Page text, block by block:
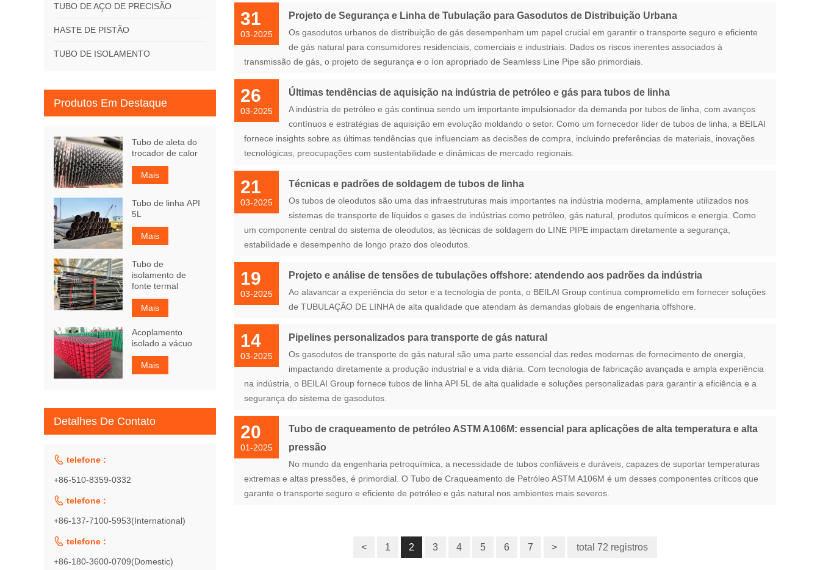
31
03-2025
Projeto de Segurança e Linha de Tubulação para Gasodutos de Distribuição Urbana
Os gasodutos urbanos de distribuição de gás desempenham um papel crucial em garantir o transporte seguro e eficiente
de gás natural para consumidores residenciais, comerciais e industriais. Dados os riscos inerentes associados à
transmissão de gás, o projeto de segurança e o íon apropriado de Seamless Line Pipe são primordiais.
26
03-2025
Últimas tendências de aquisição na indústria de petróleo e gás para tubos de linha
A indústria de petróleo e gás continua sendo um importante impulsionador da demanda por tubos de linha, com avanços
contínuos e estratégias de aquisição em evolução moldando o setor. Como um fornecedor líder de tubos de linha, a BEILAI
fornece insights sobre as últimas tendências que influenciam as decisões de compra, incluindo preferências de materiais, inovações
tecnológicas, preocupações com sustentabilidade e dinâmicas de mercado regionais.
21
03-2025
Técnicas e padrões de soldagem de tubos de linha
Os tubos de oleodutos são uma das infraestruturas mais importantes na indústria moderna, amplamente utilizados nos
sistemas de transporte de líquidos e gases de indústrias como petróleo, gás natural, produtos químicos e energia. Como
um componente central do sistema de oleodutos, as técnicas de soldagem do LINE PIPE impactam diretamente a segurança,
estabilidade e desempenho de longo prazo dos oleodutos.
19
03-2025
Projeto e análise de tensões de tubulações offshore: atendendo aos padrões da indústria
Ao alavancar a experiência do setor e a tecnologia de ponta, o BEILAI Group continua comprometido em fornecer soluções
de TUBULAÇÃO DE LINHA de alta qualidade que atendam às demandas globais de engenharia offshore.
14
03-2025
Pipelines personalizados para transporte de gás natural
Os gasodutos de transporte de gás natural são uma parte essencial das redes modernas de fornecimento de energia,
impactando diretamente a produção industrial e a vida diária. Com tecnologia de fabricação avançada e ampla experiência
na indústria, o BEILAI Group fornece tubos de linha API 5L de alta qualidade e soluções personalizadas para garantir a eficiência e a
segurança do sistema de gasodutos.
20
01-2025
Tubo de craqueamento de petróleo ASTM A106M: essencial para aplicações de alta temperatura e alta
pressão
No mundo da engenharia petroquímica, a necessidade de tubos confiáveis ​​e duráveis, capazes de suportar temperaturas
extremas e altas pressões, é primordial. O Tubo de Craqueamento de Petróleo ASTM A106M é um desses componentes críticos que
garante o transporte seguro e eficiente de petróleo e gás natural nos ambientes mais severos.
< 1 2 3 4 5 6 7 > total 72 registros
TUBO DE AÇO DE PRECISÃO
HASTE DE PISTÃO
TUBO DE ISOLAMENTO
Produtos Em Destaque
Tubo de aleta do
trocador de calor
Mais
Tubo de linha API
5L
Mais
Tubo de
isolamento de
fonte termal
Mais
Acoplamento
isolado a vácuo
Mais
Detalhes De Contato
 telefone :
+86-510-8359-0332
 telefone :
+86-137-7100-5953(International)
 telefone :
+86-180-3600-0709(Domestic)